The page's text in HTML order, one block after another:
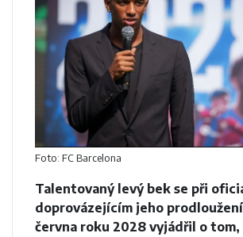
Foto: FC Barcelona
Talentovaný levý bek se při
doprovázejícím jeho
června roku 2028 vyjádřil o